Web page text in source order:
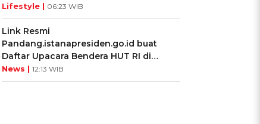
Lifestyle | 06:23 WIB
Link Resmi
Pandang.istanapresiden.go.id buat
Daftar Upacara Bendera HUT RI di
Istana Negara
News | 12:13 WIB